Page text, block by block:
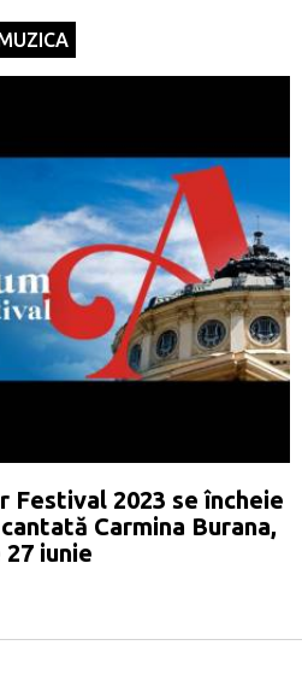
Festival 2023 se încheie
Carmina Burana,
27 iunie